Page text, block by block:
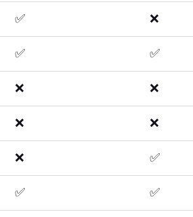
✅ ❌
✅ ✅
❌ ❌
❌ ❌
❌ ✅
✅ ✅